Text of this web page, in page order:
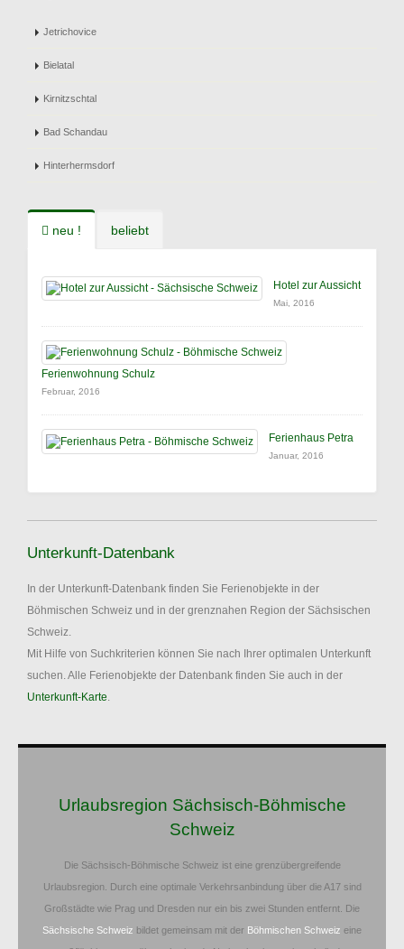
Jetrichovice
Bielatal
Kirnitzschtal
Bad Schandau
Hinterhermsdorf
neu ! beliebt
Hotel zur Aussicht
Mai, 2016
Ferienwohnung Schulz
Februar, 2016
Ferienhaus Petra
Januar, 2016
Unterkunft-Datenbank
In der Unterkunft-Datenbank finden Sie Ferienobjekte in der
Böhmischen Schweiz und in der grenznahen Region der Sächsischen
Schweiz.
Mit Hilfe von Suchkriterien können Sie nach Ihrer optimalen Unterkunft
suchen. Alle Ferienobjekte der Datenbank finden Sie auch in der
Unterkunft-Karte.
Urlaubsregion Sächsisch-Böhmische
Schweiz
Die Sächsisch-Böhmische Schweiz ist eine grenzübergreifende
Urlaubsregion. Durch eine optimale Verkehrsanbindung über die A17 sind
Großstädte wie Prag und Dresden nur ein bis zwei Stunden entfernt. Die
Sächsische Schweiz bildet gemeinsam mit der Böhmischen Schweiz eine